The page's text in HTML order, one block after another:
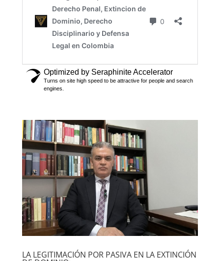
LA LEGITIMACIÓN POR PASIVA EN LA EXTINCIÓN